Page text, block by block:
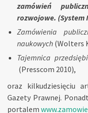
zamówień
rozwojowe. (System
Zamówienia
naukowych (Wolters
Tajemnica
(Presscom 2010),
oraz kilkudziesięciu
Gazety Prawnej.
portalem